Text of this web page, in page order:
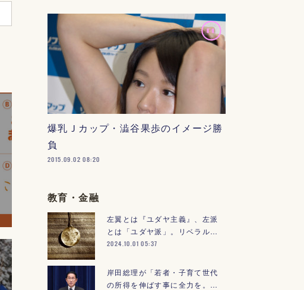
爆乳Ｊカップ・澁谷果歩のイメージ勝
負
2015.09.02 08:20
教育・金融
左翼とは『ユダヤ主義』、左派
とは「ユダヤ派」。リベラル…
2024.10.01 05:37
岸田総理が「若者・子育て世代
の所得を伸ばす事に全力を。…